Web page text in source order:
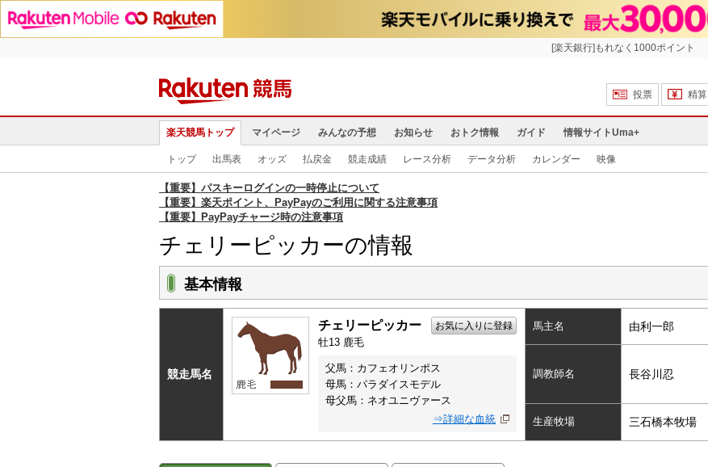
[楽天銀行]もれなく1000ポイント
投票
精算
楽天競馬トップ マイページ みんなの予想 お知らせ おトク情報 ガイド 情報サイトUma+
トップ 出馬表 オッズ 払戻金 競走成績 レース分析 データ分析 カレンダー 映像
【重要】パスキーログインの一時停止について
【重要】楽天ポイント、PayPayのご利用に関する注意事項
【重要】PayPayチャージ時の注意事項
チェリーピッカーの情報
基本情報
競走馬名
チェリーピッカー お気に入りに登録
牡13 鹿毛
父馬：カフェオリンポス
母馬：パラダイスモデル
母父馬：ネオユニヴァース
⇒詳細な血統
馬主名 由利一郎
調教師名 長谷川忍
生産牧場 三石橋本牧場